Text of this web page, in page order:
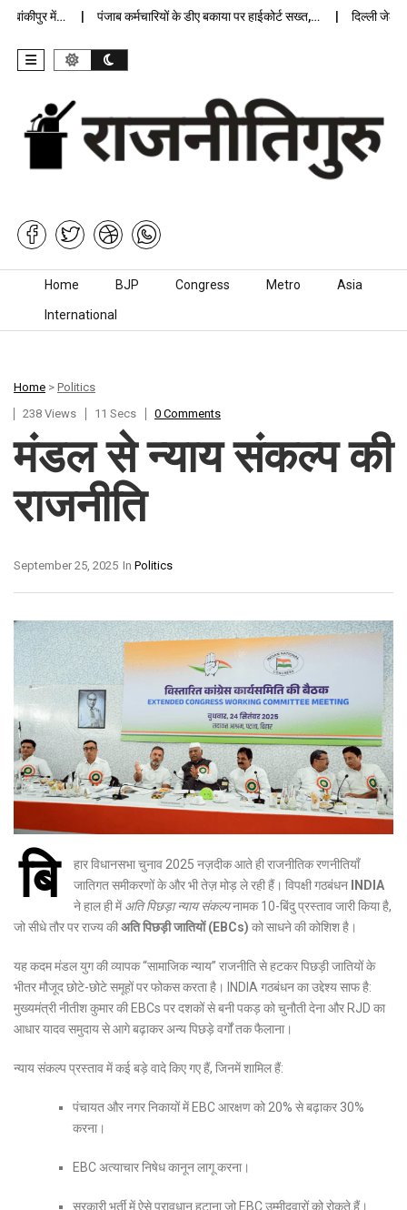
में… पंजाब कर्मचारियों के डीए बकाया पर हाईकोर्ट सख्त,… दिल्ली जेलों में
Skip to content
Home BJP Congress Metro Asia
International
Home > Politics
238 Views
11 Secs 0 Comments
मंडल से न्याय संकल्प की
राजनीति
In Politics
September 25, 2025
बि
हार विधानसभा चुनाव 2025 नज़दीक आते ही राजनीतिक रणनीतियाँ
जातिगत समीकरणों के और भी तेज़ मोड़ ले रही हैं। विपक्षी गठबंधन
INDIA
ने हाल ही मेंअति पिछड़ा न्याय संकल्पनामक 10-बिंदु प्रस्ताव जारी किया है,
जो सीधे तौर पर राज्य कीअति पिछड़ी जातियों (EBCs) को साधने की कोशिश है।
यह कदम मंडल युग की व्यापक “सामाजिक न्याय” राजनीति से हटकर पिछड़ी जातियों के
भीतर मौजूद छोटे-छोटे समूहों पर फोकस करता है। INDIA गठबंधन का उद्देश्य साफ है:
मुख्यमंत्री नीतीश कुमार की EBCs पर दशकों से बनी पकड़ को चुनौती देना और RJD का
आधार यादव समुदाय से आगे बढ़ाकर अन्य पिछड़े वर्गों तक फैलाना।
न्याय संकल्प प्रस्ताव में कई बड़े वादे किए गए हैं, जिनमें शामिल हैं:
पंचायत और नगर निकायों में EBC आरक्षण को 20% से बढ़ाकर 30%
करना।
EBC अत्याचार निषेध कानून लागू करना।
सरकारी भर्ती में ऐसे प्रावधान हटाना जो EBC उम्मीदवारों को रोकते हैं।